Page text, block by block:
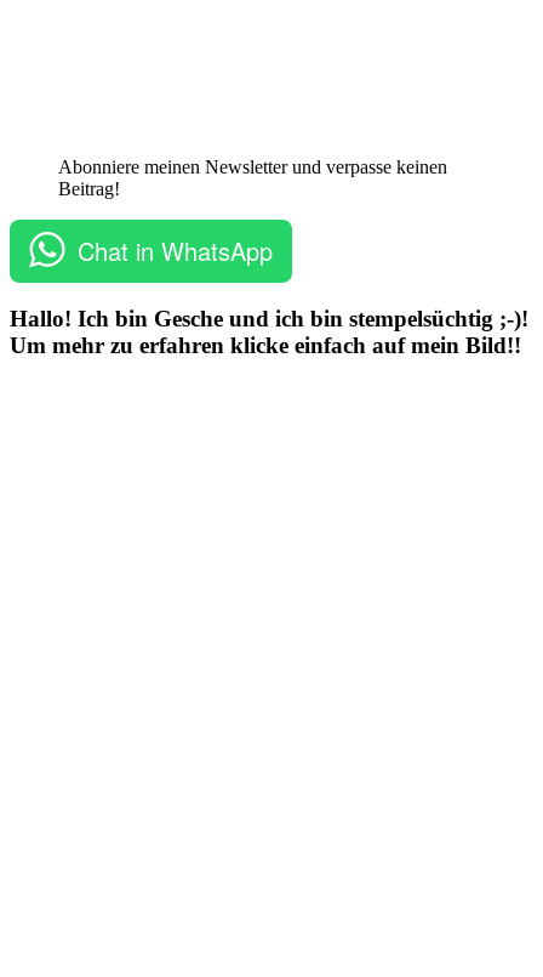
Abonniere meinen Newsletter und verpasse keinen
Beitrag!
Chat in WhatsApp
Hallo! Ich bin Gesche und ich bin stempelsüchtig ;-)!
Um mehr zu erfahren klicke einfach auf mein Bild!!